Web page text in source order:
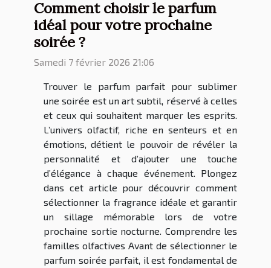
Comment choisir le parfum
idéal pour votre prochaine
soirée ?
Samedi 7 février 2026 21:06
Trouver le parfum parfait pour sublimer
une soirée est un art subtil, réservé à celles
et ceux qui souhaitent marquer les esprits.
L’univers olfactif, riche en senteurs et en
émotions, détient le pouvoir de révéler la
personnalité et d’ajouter une touche
d’élégance à chaque événement. Plongez
dans cet article pour découvrir comment
sélectionner la fragrance idéale et garantir
un sillage mémorable lors de votre
prochaine sortie nocturne. Comprendre les
familles olfactives Avant de sélectionner le
parfum soirée parfait, il est fondamental de